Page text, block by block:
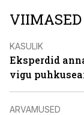
KASULIK
Eksperdid
vigu
ARVAMUSED